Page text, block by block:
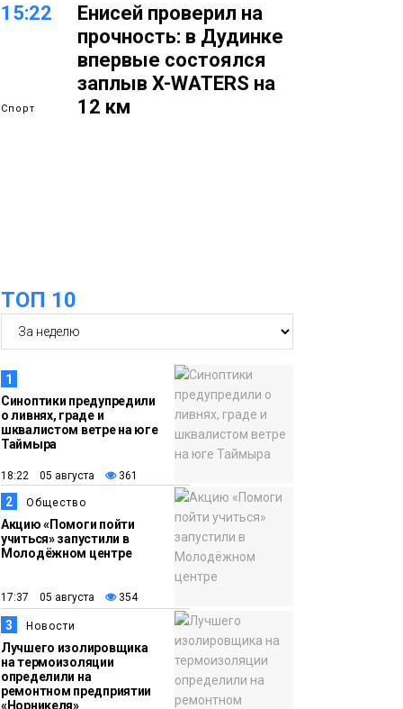
15:22
Спорт
Енисей проверил на
прочность: в Дудинке
впервые состоялся
заплыв X-WATERS на
12 км
Новости
гардеробные блоки в
АТО «НПТБТ»
обустроили по
программе «Сделано
с заботой»
13:58
Новости
«Морозное дерби»
стартует в Норильске
3 сентября
Общество
«Привет из отпуска»:
победитель летнего
розыгрыша от
«Северного города»
получила свой приз
ТОП 10
1
Синоптики предупредили
о ливнях, граде и
шквалистом ветре на юге
Таймыра
18:22 05 августа 361
2 Общество
Акцию «Помоги пойти
учиться» запустили в
Молодёжном центре
17:37 05 августа 354
3 Новости
Лучшего изолировщика
на термоизоляции
определили на
ремонтном предприятии
«Норникеля»